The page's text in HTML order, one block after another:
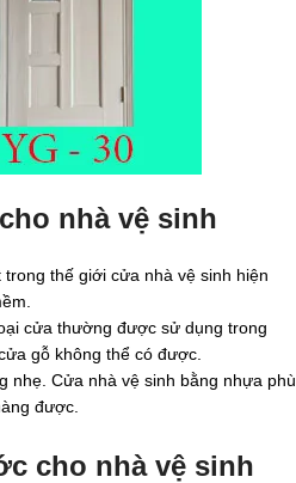
nhà vệ sinh
thế giới cửa nhà vệ sinh hiện
cửa thường được sử dụng trong
gỗ không thể có được.
nhẹ. Cửa nhà vệ sinh bằng nhựa phù
được.
cho nhà vệ sinh